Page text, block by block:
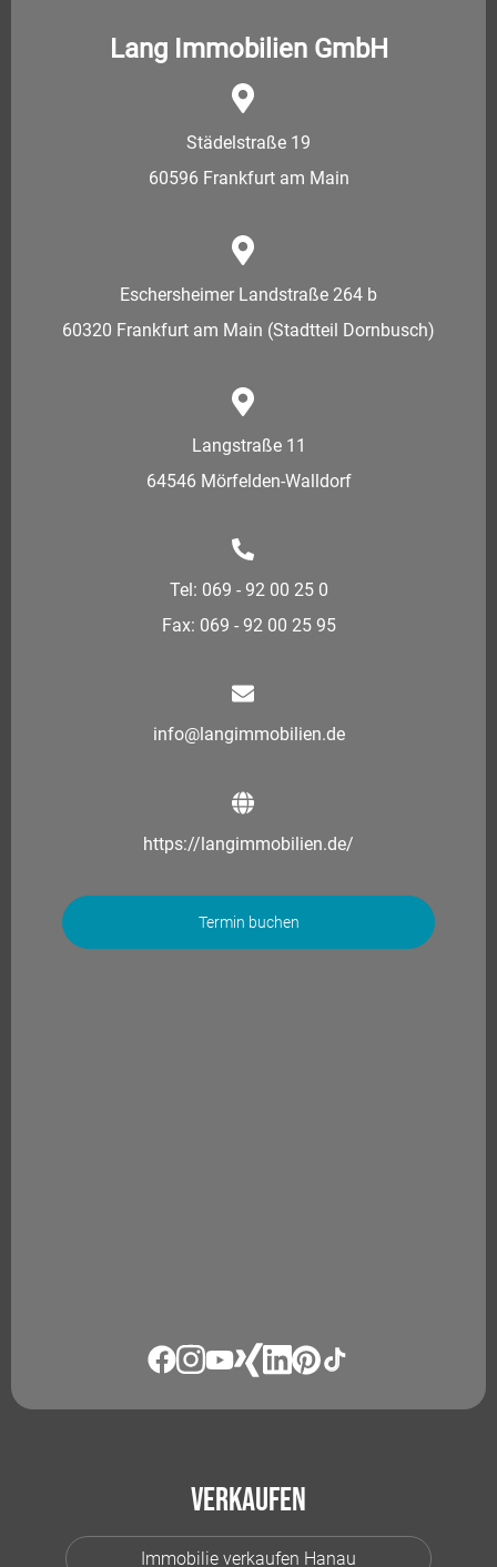
Lang Immobilien GmbH
Städelstraße 19
60596 Frankfurt am Main
Eschersheimer Landstraße 264 b
60320 Frankfurt am Main (Stadtteil Dornbusch)
Langstraße 11
64546 Mörfelden-Walldorf
Tel: 069 - 92 00 25 0
Fax: 069 - 92 00 25 95
info@langimmobilien.de
https://langimmobilien.de/
Termin buchen
Verkaufen
Immobilie verkaufen Hanau